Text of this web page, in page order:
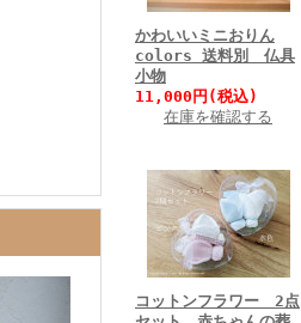
かわいいミニおりん
colors 送料別 仏具
小物
11,000円(税込)
在庫を確認する
コットンフラワー 2点